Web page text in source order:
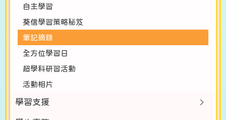
自主學習
葵信學習策略秘笈
筆記摘錄
全方位學習日
超學科研習活動
活動相片
學習支援